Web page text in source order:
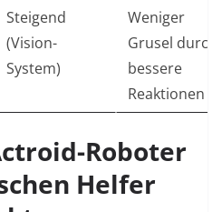
Steigend
(Vision-
System)
Weniger
Grusel durch
bessere
Reaktionen
Roboter
Helfer